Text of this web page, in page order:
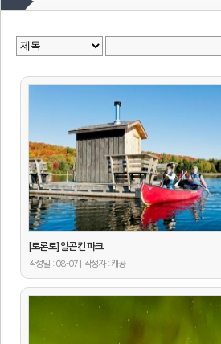
[토론토] 알곤킨 파크
작성일 : 08-07 | 작성자 : 캐공